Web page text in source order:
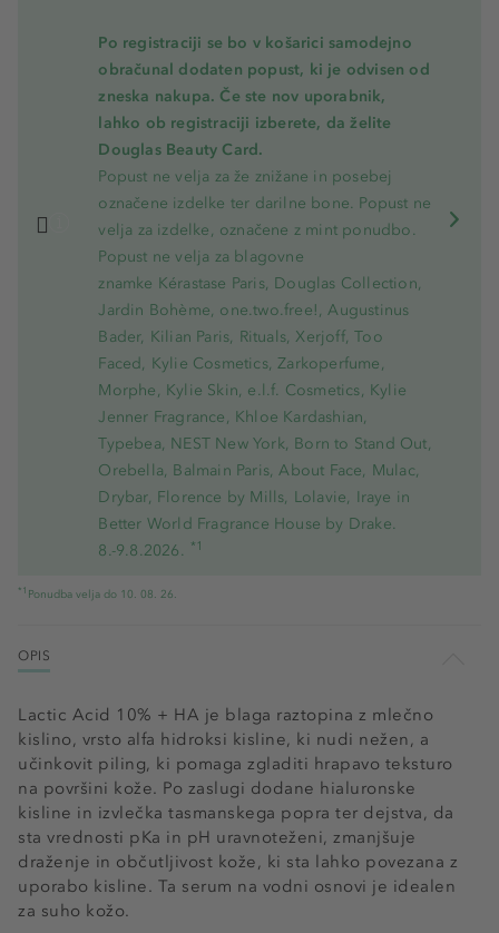
Po registraciji se bo v košarici samodejno
obračunal dodaten popust, ki je odvisen od
zneska nakupa. Če ste nov uporabnik,
lahko ob registraciji izberete, da želite
Douglas Beauty Card.
Popust ne velja za že znižane in posebej
označene izdelke ter darilne bone. Popust ne
velja za izdelke, označene z mint ponudbo.
Popust ne velja za blagovne
znamke Kérastase Paris, Douglas Collection,
Jardin Bohème, one.two.free!, Augustinus
Bader, Kilian Paris, Rituals, Xerjoff, Too
Faced, Kylie Cosmetics, Zarkoperfume,
Morphe, Kylie Skin, e.l.f. Cosmetics, Kylie
Jenner Fragrance, Khloe Kardashian,
Typebea, NEST New York, Born to Stand Out,
Orebella, Balmain Paris, About Face, Mulac,
Drybar, Florence by Mills, Lolavie, Iraye in
Better World Fragrance House by Drake.
8.-9.8.2026. *1
*1 Ponudba velja do 10. 08. 26.
OPIS
Lactic Acid 10% + HA je blaga raztopina z mlečno
kislino, vrsto alfa hidroksi kisline, ki nudi nežen, a
učinkovit piling, ki pomaga zgladiti hrapavo teksturo
na površini kože. Po zaslugi dodane hialuronske
kisline in izvlečka tasmanskega popra ter dejstva, da
sta vrednosti pKa in pH uravnoteženi, zmanjšuje
draženje in občutljivost kože, ki sta lahko povezana z
uporabo kisline. Ta serum na vodni osnovi je idealen
za suho kožo.